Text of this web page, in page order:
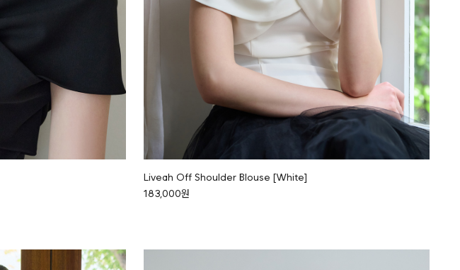
Liveah Off Shoulder Blouse [White]
183,000원